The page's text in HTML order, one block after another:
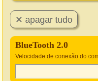
BlueTooth 2.0
Velocidade de conexão do